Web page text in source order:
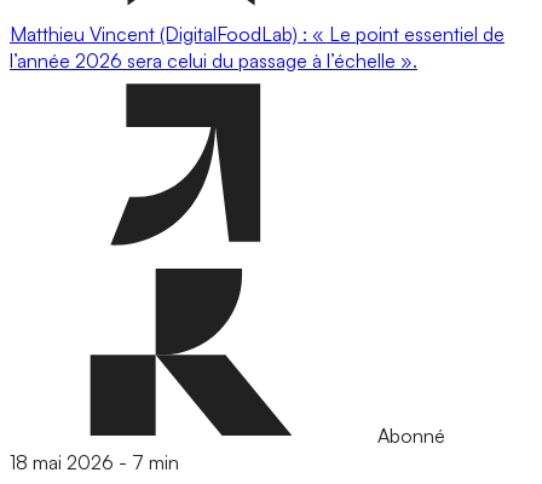
Matthieu Vincent (DigitalFoodLab) : « Le point essentiel de
l’année 2026 sera celui du passage à l’échelle ».
Abonné
18 mai 2026 - 7 min